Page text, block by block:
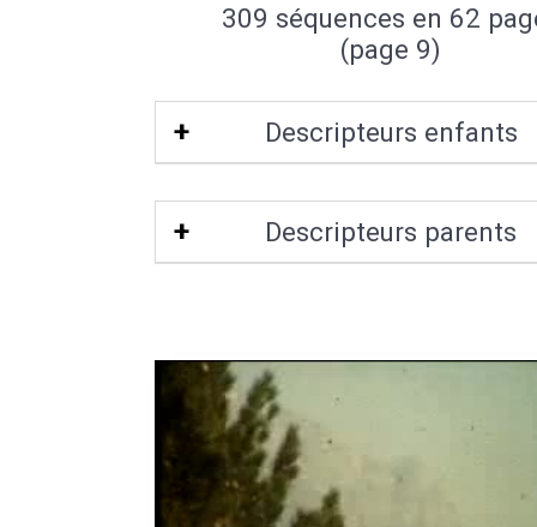
309 séquences en 62
(page 9)
Descripteurs enfants
Pinède
Descripteurs parents